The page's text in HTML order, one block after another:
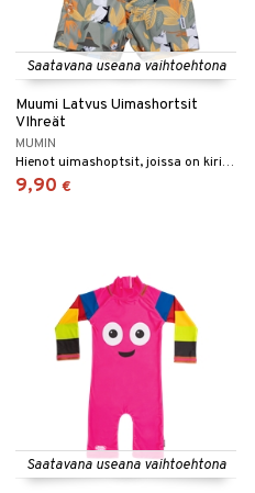
Saatavana useana vaihtoehtona
Muumi Latvus Uimashortsit
VIhreät
MUMIN
Hienot uimashoptsit, joissa on kiristysnyöri vyötäröllä.
9,90 €
Saatavana useana vaihtoehtona